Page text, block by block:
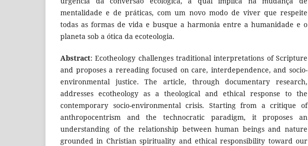
mentalidade e de práticas, com um novo modo de viver que respeite
todas as formas de vida e busque a harmonia entre a humanidade e o
planeta sob a ótica da ecoteologia.
Abstract: Ecotheology challenges traditional interpretations of Scripture
and proposes a rereading focused on care, interdependence, and socio-
environmental justice. The article, through documentary research,
addresses ecotheology as a theological and ethical response to the
contemporary socio-environmental crisis. Starting from a critique of
anthropocentrism and the technocratic paradigm, it proposes an
understanding of the relationship between human beings and nature
grounded in Christian spirituality and ethical responsibility toward our